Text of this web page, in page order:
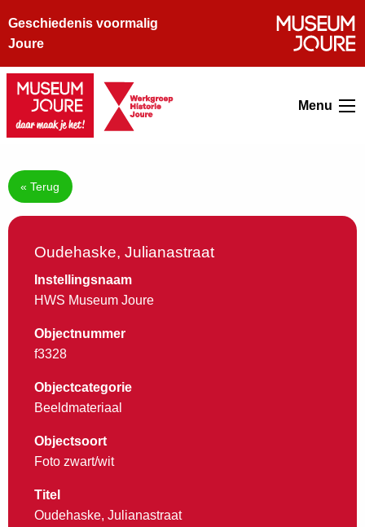
Geschiedenis voormalig
Joure
Menu
« Terug
Oudehaske, Julianastraat
Instellingsnaam
HWS Museum Joure
Objectnummer
f3328
Objectcategorie
Beeldmateriaal
Objectsoort
Foto zwart/wit
Titel
Oudehaske, Julianastraat